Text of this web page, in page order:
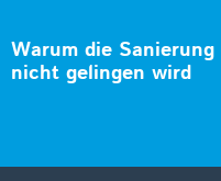
Warum die
nicht gelingen wird